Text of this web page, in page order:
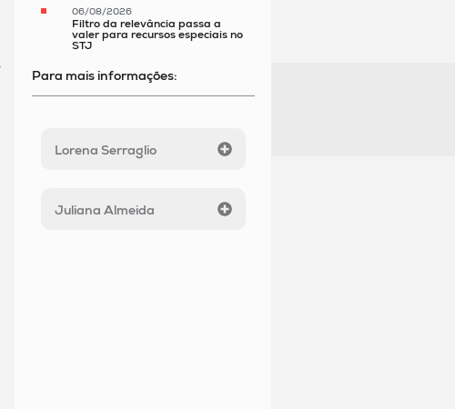
06/08/2026
Filtro da relevância passa a
valer para recursos especiais no
STJ
Para mais informações:
Lorena Serraglio
Juliana Almeida